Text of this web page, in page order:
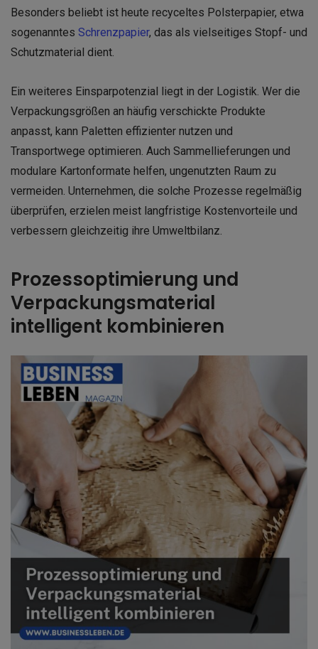
Besonders beliebt ist heute recyceltes Polsterpapier, etwa
sogenanntes Schrenzpapier, das als vielseitiges Stopf- und
Schutzmaterial dient.
Ein weiteres Einsparpotenzial liegt in der Logistik. Wer die
Verpackungsgrößen an häufig verschickte Produkte
anpasst, kann Paletten effizienter nutzen und
Transportwege optimieren. Auch Sammellieferungen und
modulare Kartonformate helfen, ungenutzten Raum zu
vermeiden. Unternehmen, die solche Prozesse regelmäßig
überprüfen, erzielen meist langfristige Kostenvorteile und
verbessern gleichzeitig ihre Umweltbilanz.
Prozessoptimierung und
Verpackungsmaterial
intelligent kombinieren